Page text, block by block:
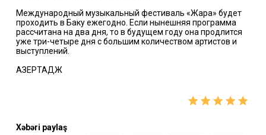
Международный музыкальный фестиваль «Жара» будет
проходить в Баку ежегодно. Если нынешняя программа
рассчитана на два дня, то в будущем году она продлится
уже три-четыре дня с большим количеством артистов и
выступлений.
АЗЕРТАДЖ
Xəbəri paylaş